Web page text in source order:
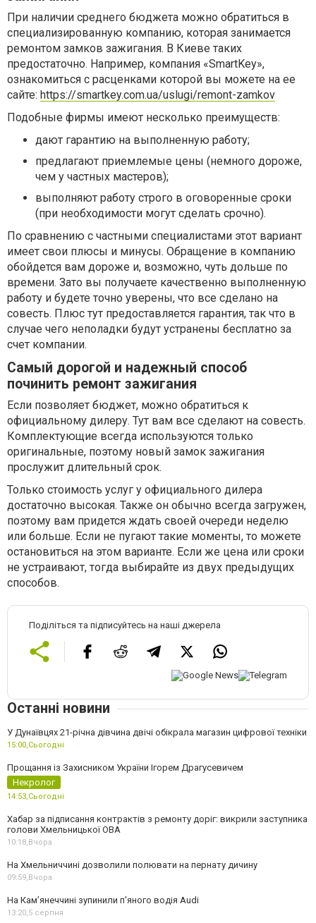
При наличии среднего бюджета можно обратиться в
специализированную компанию, которая занимается
ремонтом замков зажигания. В Киеве таких
предостаточно. Например, компания «SmartKey»,
ознакомиться с расценками которой вы можете на ее
сайте: https://smartkey.com.ua/uslugi/remont-zamkov
Подобные фирмы имеют несколько преимуществ:
дают гарантию на выполненную работу;
предлагают приемлемые цены (немного дороже,
чем у частных мастеров);
выполняют работу строго в оговоренные сроки
(при необходимости могут сделать срочно).
По сравнению с частными специалистами этот вариант
имеет свои плюсы и минусы. Обращение в компанию
обойдется вам дороже и, возможно, чуть дольше по
времени. Зато вы получаете качественно выполненную
работу и будете точно уверены, что все сделано на
совесть. Плюс тут предоставляется гарантия, так что в
случае чего неполадки будут устранены бесплатно за
счет компании.
Самый дорогой и надежный способ
починить ремонт зажигания
Если позволяет бюджет, можно обратиться к
официальному дилеру. Тут вам все сделают на совесть.
Комплектующие всегда используются только
оригинальные, поэтому новый замок зажигания
прослужит длительный срок.
Только стоимость услуг у официального дилера
достаточно высокая. Также он обычно всегда загружен,
поэтому вам придется ждать своей очереди неделю
или больше. Если не пугают такие моменты, то можете
остановиться на этом варианте. Если же цена или сроки
не устраивают, тогда выбирайте из двух предыдущих
способов.
Поділіться та підписуйтесь на наші джерела
Останні новини
У Дунаївцях 21-річна дівчина двічі обікрала магазин цифрової техніки
15:00,Сьогодні
Прощання із Захисником України Ігорем Драгусевичем
Некролог
14:53,Сьогодні
Хабар за підписання контрактів з ремонту доріг: викрили заступника
голови Хмельницької ОВА
10:18,Вчора
На Хмельниччині дозволили полювати на пернату дичину
09:59,Вчора
На Камʼянеччині зупинили п'яного водія Audi
13:20,5 серпня